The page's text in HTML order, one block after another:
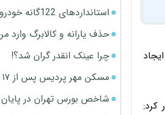
کرد:
استانداردهای 122گانه خودرو از مهر 1406 اجرا می‌شود
حذف یارانه و کالابرگ
چرا عینک انقدر گران شد؟!
مسکن مهر پردیس پس از ۱۷ سال هنوز تمام نشده
شاخص بورس تهران در پایان